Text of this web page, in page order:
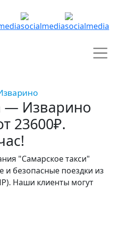
— Изварино
23600₽.